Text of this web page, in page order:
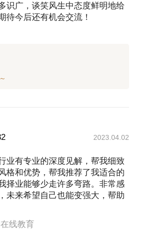
识广，谈笑风生中态度鲜明地给
待今后还有机会交流！
2023.04.02
业有专业的深度见解，帮我细致
格和优势，帮我推荐了我适合的
择业能够少走许多弯路。非常感
未来希望自己也能变强大，帮助
线教育